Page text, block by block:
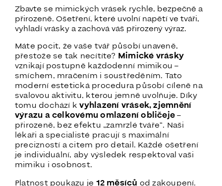
Zbavte se mimických vrásek rychle, bezpečně a
přirozeně. Ošetření, které uvolní napětí ve tváři,
vyhladí vrásky a zachová váš přirozený výraz.
Máte pocit, že vaše tvář působí unaveně,
přestože se tak necítíte? Mimické vrásky
vznikají postupně každodenní mimikou –
smíchem, mračením i soustředěním. Tato
moderní estetická procedura působí cíleně na
svalovou aktivitu, kterou jemně uvolňuje. Díky
tomu dochází kvyhlazení vrásek, zjemnění
výrazu a celkovému omlazení obličeje–
přirozeně, bez efektu „zamrzlé tváře“. Naši
lékaři a specialisté pracují s maximální
precizností a citem pro detail. Každé ošetření
je individuální, aby výsledek respektoval vaši
mimiku i osobnost.
Platnost poukazu je 12 měsíců od zakoupení.